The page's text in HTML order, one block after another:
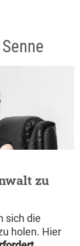
zu
sich die
holen. Hier